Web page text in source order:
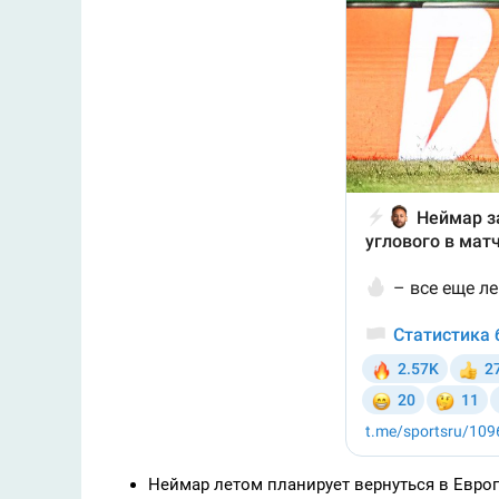
Неймар летом планирует вернуться в